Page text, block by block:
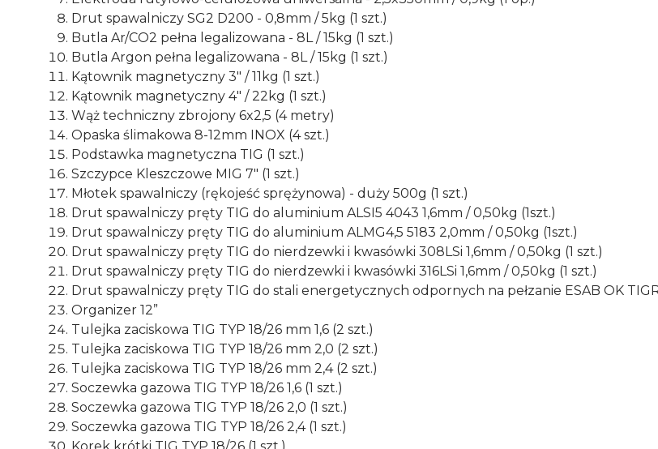
Drut spawalniczy SG2 D200 - 0,8mm / 5kg (1 szt.)
Butla Ar/CO2 pełna legalizowana - 8L / 15kg (1 szt.)
Butla Argon pełna legalizowana - 8L / 15kg (1 szt.)
Kątownik magnetyczny 3" / 11kg (1 szt.)
Kątownik magnetyczny 4" / 22kg (1 szt.)
Wąż techniczny zbrojony 6x2,5 (4 metry)
Opaska ślimakowa 8-12mm INOX (4 szt.)
Podstawka magnetyczna TIG (1 szt.)
Szczypce Kleszczowe MIG 7" (1 szt.)
Młotek spawalniczy (rękojeść sprężynowa) - duży 500g (1 szt.)
Drut spawalniczy pręty TIG do aluminium ALSI5 4043 1,6mm / 0,50kg (1szt.)
Drut spawalniczy pręty TIG do aluminium ALMG4,5 5183 2,0mm / 0,50kg (1szt.)
Drut spawalniczy pręty TIG do nierdzewki i kwasówki 308LSi 1,6mm / 0,50kg (1 szt.)
Drut spawalniczy pręty TIG do nierdzewki i kwasówki 316LSi 1,6mm / 0,50kg (1 szt.)
Drut spawalniczy pręty TIG do stali energetycznych odpornych na pełzanie ESAB OK
Organizer 12”
Tulejka zaciskowa TIG TYP 18/26 mm 1,6 (2 szt.)
Tulejka zaciskowa TIG TYP 18/26 mm 2,0 (2 szt.)
Tulejka zaciskowa TIG TYP 18/26 mm 2,4 (2 szt.)
Soczewka gazowa TIG TYP 18/26 1,6 (1 szt.)
Soczewka gazowa TIG TYP 18/26 2,0 (1 szt.)
Soczewka gazowa TIG TYP 18/26 2,4 (1 szt.)